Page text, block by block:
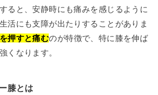
ると、安静時にも痛みを感じるように
活にも支障が出たりすることがありま
押すと痛むのが特徴で、特に膝を伸ば
くなります。
膝とは